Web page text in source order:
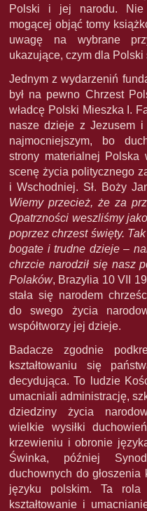
Polski i jej narodu. Nie
mogącej objąć tomy
uwagę na wybrane
ukazujące, czym dla Polski
Jednym z wydarzeniń
był na pewno Chrzest
władcę Polski Mieszka I.
nasze dzieje z Jezusem i
najmocniejszym, bo
strony materialnej Polska
scenę życia politycznego
i Wschodniej. Sł. Boży
Wiemy przecież, że za
Opatrzności weszliśmy
poprzez chrzest święty.
bogate i trudne dzieje –
chrzcie narodził się nasz
Polaków, Brazylia 10 VII
stała się narodem
do swego życia
współtworzy jej dzieje.
Badacze zgodnie
kształtowaniu się
decydująca. To ludzie
umacniali administrację,
dziedziny życia
wielkie wysiłki
krzewieniu i obronie
Świnka, później
duchownych do
języku polskim. Ta rola
kształtowanie i